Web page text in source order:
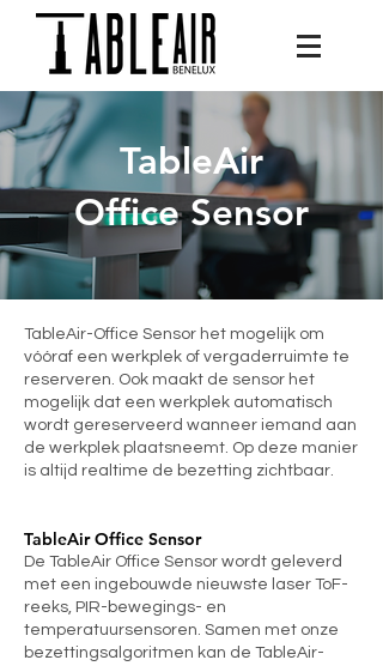
TableAir
Office Sensor
TableAir-Office Sensor het mogelijk om
vóóraf een werkplek of vergaderruimte te
reserveren. Ook maakt de sensor het
mogelijk dat een werkplek automatisch
wordt gereserveerd wanneer iemand aan
de werkplek plaatsneemt. Op deze manier
is altijd realtime de bezetting zichtbaar.
TableAir Office Sensor
De TableAir Office Sensor wordt geleverd
met een ingebouwde nieuwste laser ToF-
reeks, PIR-bewegings- en
temperatuursensoren. Samen met onze
bezettingsalgoritmen kan de TableAir-